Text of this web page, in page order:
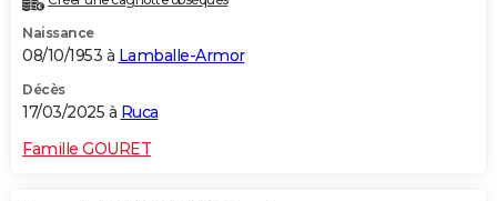
Naissance
08/10/1953 à Lamballe-Armor
Décès
17/03/2025 à Ruca
Famille GOURET